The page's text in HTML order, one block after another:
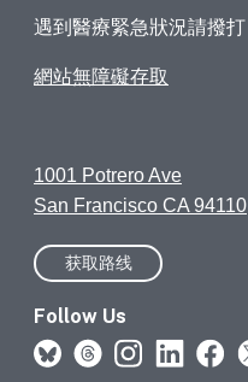
遇到醫療緊急狀況請撥打
網站無障礙存取
1001 Potrero Ave
San Francisco CA 94110
获取路线
Follow Us